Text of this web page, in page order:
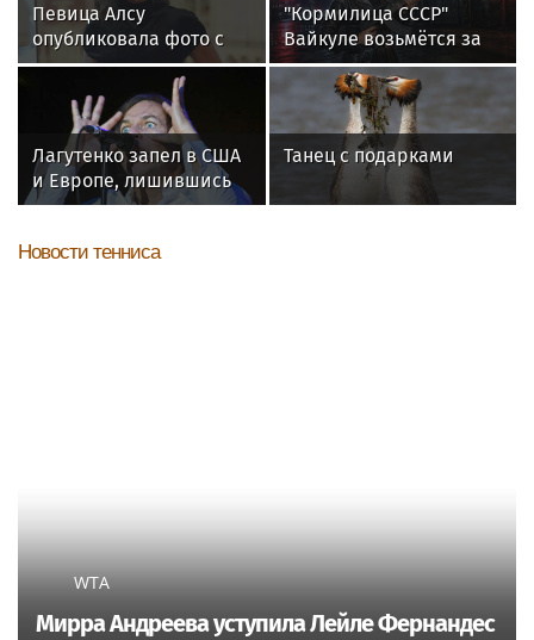
Певица Алсу
опубликовала фото с
родителями из
деревни Уяндык в
Башкирии
"Кормилица СССР"
Вайкуле возьмётся за
оружие. Сама так
сказала. В России ей
ответили двумя
словами
Лагутенко запел в США
и Европе, лишившись
дома в Малибу
Танец с подарками
Новости тенниса
WTA
Мирра Андреева уступила Лейле Фернандес